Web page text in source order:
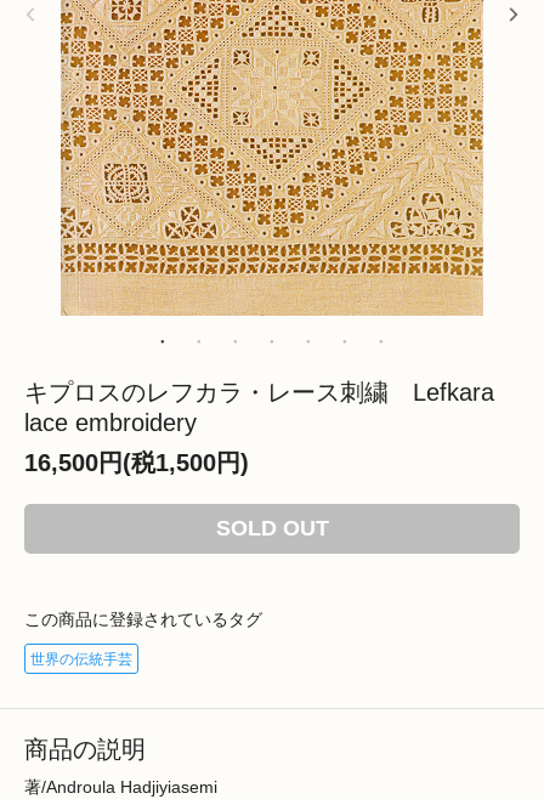
キプロスのレフカラ・レース刺繍 Lefkara
lace embroidery
16,500円(税1,500円)
SOLD OUT
この商品に登録されているタグ
世界の伝統手芸
商品の説明
著/Androula Hadjiyiasemi